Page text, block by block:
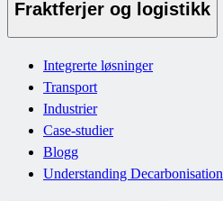
Fraktferjer og logistikk
Integrerte løsninger
Transport
Industrier
Case-studier
Blogg
Understanding Decarbonisation